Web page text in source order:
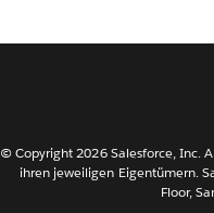
© Copyright 2026 Salesforce, Inc.
ihren jeweiligen Eigentümern.
Floor,